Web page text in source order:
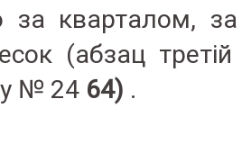
за кварталом,
(абзац
№ 24 64) .